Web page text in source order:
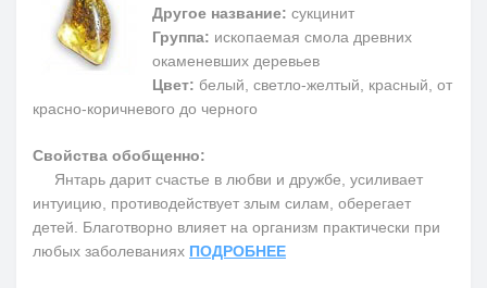
Другое название: сукцинит
Группа: ископаемая смола древних
окаменевших деревьев
Цвет: белый, светло-желтый, красный, от
красно-коричневого до черного
Свойства обобщенно:
Янтарь дарит счастье в любви и дружбе, усиливает
интуицию, противодействует злым силам, оберегает
детей. Благотворно влияет на организм практически при
любых заболеваниях ПОДРОБНЕЕ